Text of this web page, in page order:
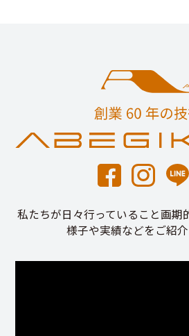
私たちが日々行っていること画期
様子や実績などをご紹